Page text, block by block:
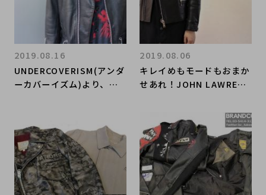
UNDERCOVERISM(アンダ
ーカバーイズム)より、ラ
た。
2019.08.16
キレイめもモードもおまか
せあれ！JOHN LAWRENC
レンス サリバン)よりライ
ダースジャケットをご紹介
します。
2019.08.06